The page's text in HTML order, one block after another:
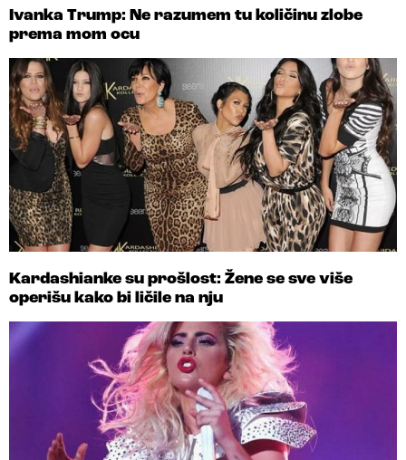
Ivanka Trump: Ne razumem tu količinu zlobe
prema mom ocu
Kardashianke su prošlost: Žene se sve više
operišu kako bi ličile na nju